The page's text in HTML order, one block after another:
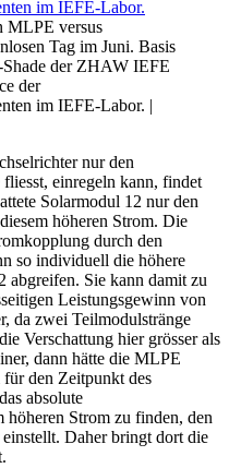
MLPE versus
Tag im Juni. Basis
der ZHAW IEFE
der
im IEFE-Labor. |
nur den
einregeln kann, findet
Solarmodul 12 nur den
höheren Strom. Die
durch den
so individuell die höhere
Sie kann damit zu
Leistungsgewinn von
da zwei Teilmodulstränge
Verschattung hier grösser als
dann hätte die MLPE
den Zeitpunkt des
absolute
Strom zu finden, den
Daher bringt dort die